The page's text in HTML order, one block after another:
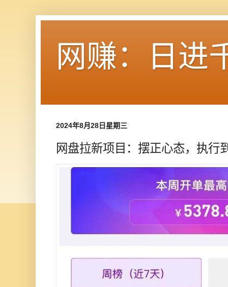
网赚：日进
2024年8月28日星期三
网盘拉新项目：摆正心态，​执行